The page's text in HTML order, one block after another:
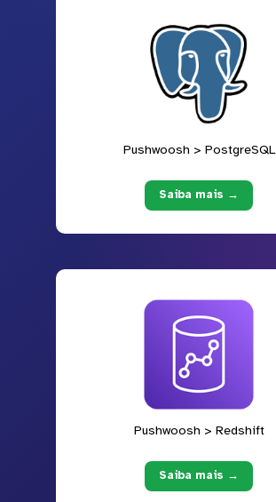
Pushwoosh > PostgreSQL
Saiba mais →
Pushwoosh > Redshift
Saiba mais →